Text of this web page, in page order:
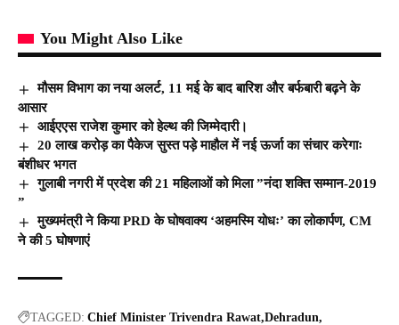
You Might Also Like
मौसम विभाग का नया अलर्ट, 11 मई के बाद बारिश और बर्फबारी बढ़ने के
आसार
आईएएस राजेश कुमार को हेल्थ की जिम्मेदारी।
20 लाख करोड़ का पैकेज सुस्त पड़े माहौल में नई ऊर्जा का संचार करेगाः
बंशीधर भगत
गुलाबी नगरी में प्रदेश की 21 महिलाओं को मिला ”नंदा शक्ति सम्मान-2019
”
मुख्यमंत्री ने किया PRD के घोषवाक्य ‘अहमस्मि योधः’ का लोकार्पण, CM
ने की 5 घोषणाएं
TAGGED: Chief Minister Trivendra Rawat Dehradun